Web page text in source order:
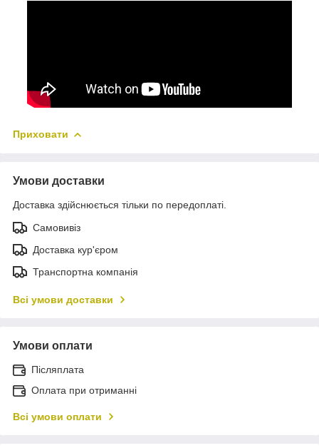
Приховати
Умови доставки
Доставка здійснюється тільки по передоплаті.
Самовивіз
Доставка кур'єром
Транспортна компанія
Всі умови доставки
Умови оплати
Післяплата
Оплата при отриманні
Всі умови оплати